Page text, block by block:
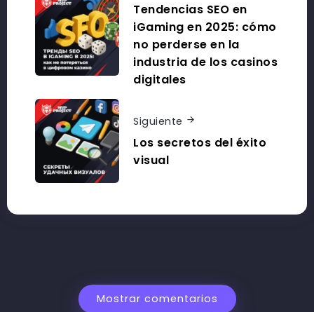
Tendencias SEO en
iGaming en 2025: cómo
no perderse en la
industria de los casinos
digitales
Siguiente
Los secretos del éxito
visual
Mostrar comentarios